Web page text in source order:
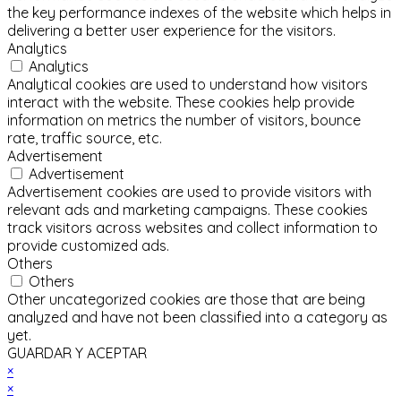
the key performance indexes of the website which helps in
delivering a better user experience for the visitors.
Analytics
Analytics
Analytical cookies are used to understand how visitors
interact with the website. These cookies help provide
information on metrics the number of visitors, bounce
rate, traffic source, etc.
Advertisement
Advertisement
Advertisement cookies are used to provide visitors with
relevant ads and marketing campaigns. These cookies
track visitors across websites and collect information to
provide customized ads.
Others
Others
Other uncategorized cookies are those that are being
analyzed and have not been classified into a category as
yet.
GUARDAR Y ACEPTAR
×
×